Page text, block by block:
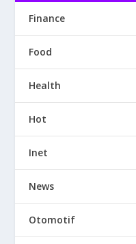
Finance
Food
Health
Hot
Inet
News
Otomotif